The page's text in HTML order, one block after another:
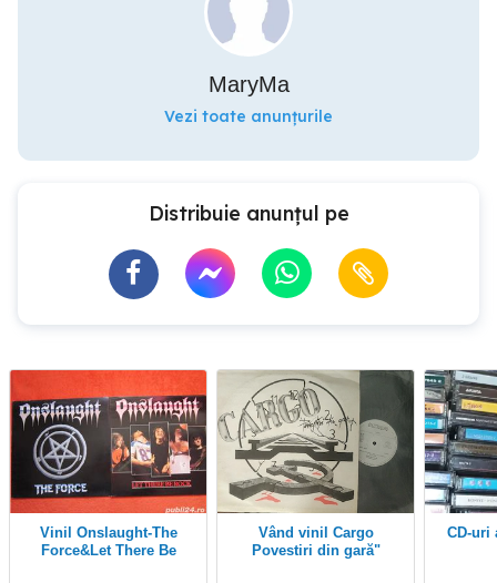
MaryMa
Vezi toate anunțurile
Distribuie anunțul pe
vinil Onslaught-The
Force&Let There Be
Vând vinil Cargo
Povestiri din gară"
CD-